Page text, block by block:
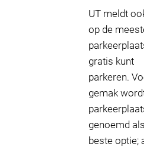
UT meldt
op de
gratis kunt
parkeren.
gemak
genoemd
beste optie;